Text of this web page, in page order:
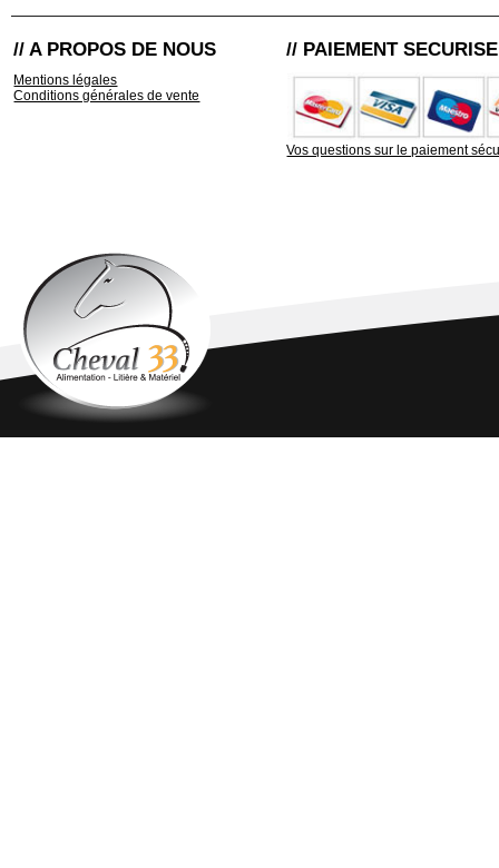
// A PROPOS DE NOUS
Mentions légales
Conditions générales de vente
// PAIEMENT SECURISE
Vos questions sur le paiement